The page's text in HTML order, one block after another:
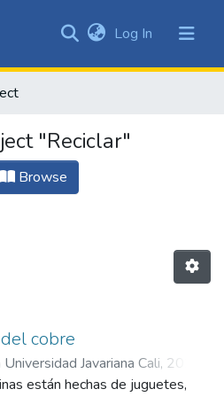
&
All of DSpace
Log In (current)
"Reciclar"
Browse
cobre
Javariana Cali, 2024
Juan José; Gómez
están hechas de juguetes,